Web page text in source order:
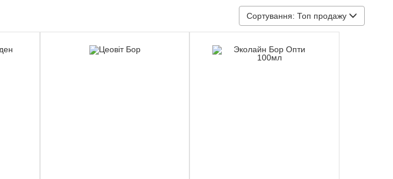
Сортування: Топ продажу